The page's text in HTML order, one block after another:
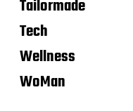
Tailormade
Tech
Wellness
WoMan